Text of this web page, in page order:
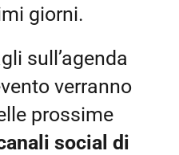
giorni.
sull’agenda
verranno
prossime
social di